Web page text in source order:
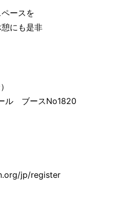
ースを
にも是非
ル ブースNo1820
jp/register